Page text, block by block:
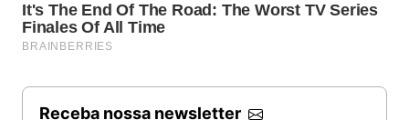
Receba nossa newsletter